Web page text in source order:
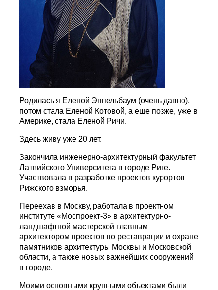
Родилась я Еленой Эппельбаум (очень давно),
потом стала Еленой Котовой, а еще позже, уже в
Америке, стала Еленой Ричи.
Здесь живу уже 20 лет.
Закончила инженерно-архитектурный факультет
Латвийского Университета в городе Риге.
Участвовала в разработке проектов курортов
Рижского взморья.
Переехав в Москву, работала в проектном
институте «Моспроект-3» в архитектурно-
ландшафтной мастерской главным
архитектором проектов по реставрации и охране
памятников архитектуры Москвы и Московской
области, а также новых важнейших сооружений
в городе.
Моими основными крупными объектами были